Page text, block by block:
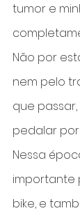
tumor e
Não por
nem pelo
que
pedalar
Nessa
importante
bike, e